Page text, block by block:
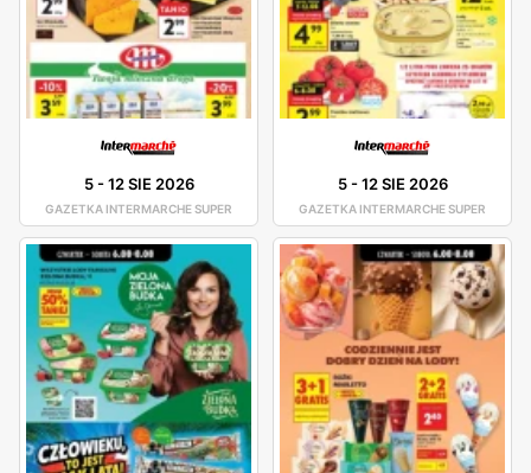
5-12 SIE 2026
GAZETKA INTERMARCHE SUPER
5-12 SIE 2026
GAZETKA INTERMARCHE SUPER